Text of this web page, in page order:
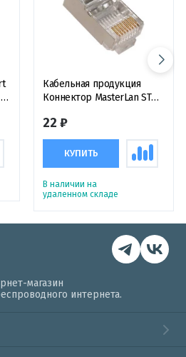
Кабельная продукция
Коннектор MasterLan STP
gilded, экранированный
22 ₽
КУПИТЬ
В наличии на
удаленном складе
магазин
интернета.